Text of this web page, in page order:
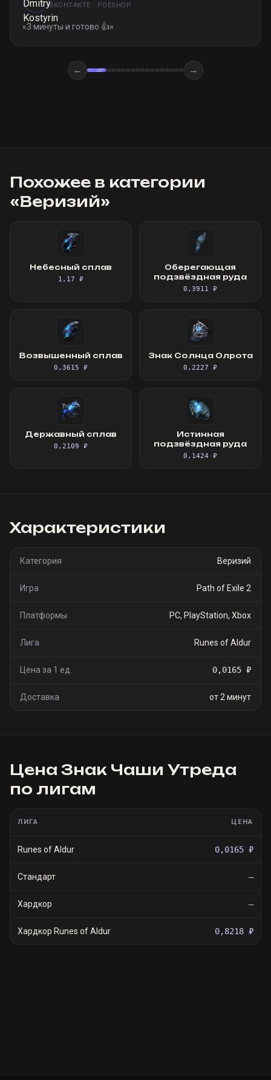
ВКОНТАКТЕ · POESHOP
«3 минуты и готово 👍»
← →
Похожее в категории
«Веризий»
Небесный сплав
1,17 ₽
Оберегающая
подзвёздная руда
0,3911 ₽
Возвышенный сплав
0,3615 ₽
Знак Солнца Олрота
0,2227 ₽
Державный сплав
0,2109 ₽
Истинная
подзвёздная руда
0,1424 ₽
Характеристики
Категория Веризий
Игра Path of Exile 2
Платформы PC, PlayStation, Xbox
Лига Runes of Aldur
Цена за 1 ед. 0,0165 ₽
Доставка от 2 минут
Цена Знак Чаши Утреда
по лигам
ЛИГА ЦЕНА
Runes of Aldur 0,0165 ₽
Стандарт —
Хардкор —
Хардкор Runes of Aldur 0,8218 ₽